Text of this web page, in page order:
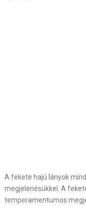
A fekete hajú lányok
megjelenésükkel. A
temperamentumos